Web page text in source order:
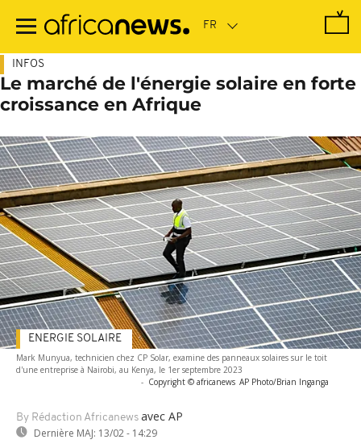
contenu
INFOS
Le marché de l'énergie solaire en forte
croissance en Afrique
Mark Munyua, technicien chez CP Solar, examine des panneaux solaires sur le toit
d'une entreprise à Nairobi, au Kenya, le 1er septembre 2023
- Copyright © africanews AP Photo/Brian Inganga
By Rédaction Africanews avec AP
Dernière MAJ: 13/02 - 14:29
ENERGIE SOLAIRE